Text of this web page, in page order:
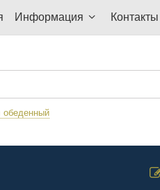
Информация Контакты
обеденный